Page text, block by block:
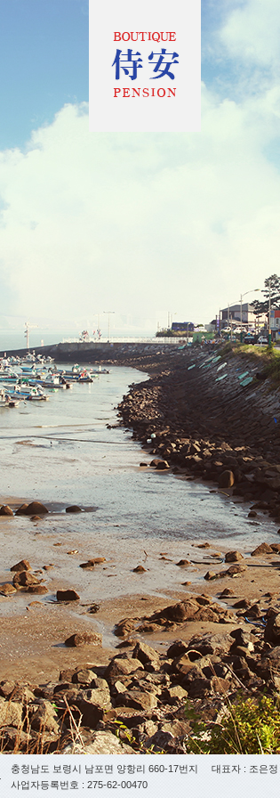
충청남도 보령시 남포면 양항리 660-17번지 대표자 : 조은정
사업자등록번호 : 275-62-00470